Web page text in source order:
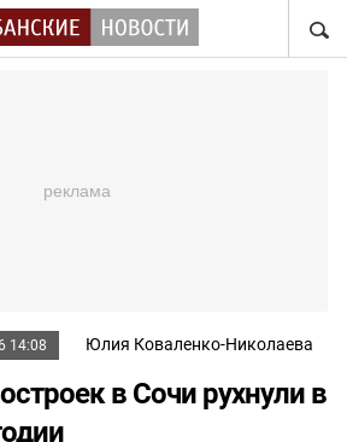
14:08 Юлия Коваленко-Николаева
в Сочи рухнули в